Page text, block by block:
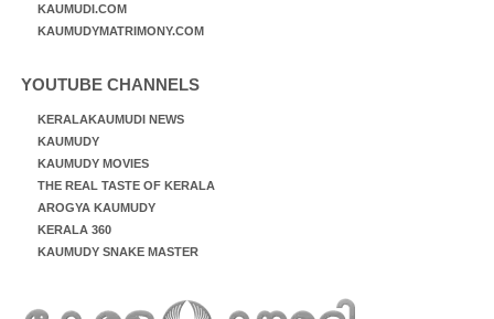
KAUMUDI.COM
KAUMUDYMATRIMONY.COM
YOUTUBE CHANNELS
KERALAKAUMUDI NEWS
KAUMUDY
KAUMUDY MOVIES
THE REAL TASTE OF KERALA
AROGYA KAUMUDY
KERALA 360
KAUMUDY SNAKE MASTER